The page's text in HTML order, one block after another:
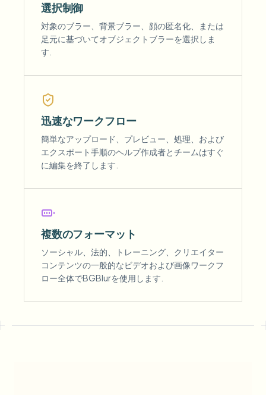
選択制御
対象のブラー、背景ブラー、顔の匿名化、または
足元に基づいてオブジェクトブラーを選択しま
す.
迅速なワークフロー
簡単なアップロード、プレビュー、処理、および
エクスポート手順のヘルプ作成者とチームはすぐ
に編集を終了します.
複数のフォーマット
ソーシャル、法的、トレーニング、クリエイター
コンテンツの一般的なビデオおよび画像ワークフ
ロー全体でBGBlurを使用します.